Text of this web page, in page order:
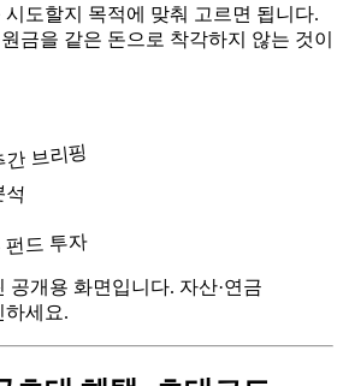
도할지 목적에 맞춰 고르면 됩니다.
금을 같은 돈으로 착각하지 않는 것이
브리핑
드 투자
공개용 화면입니다. 자산·연금
하세요.